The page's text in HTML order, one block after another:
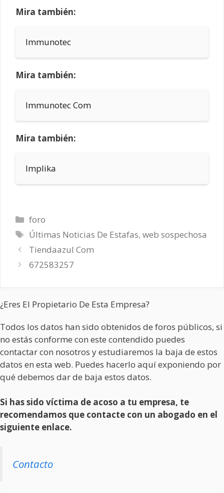
Mira también:
Immunotec
Mira también:
Immunotec Com
Mira también:
Implika
Categorías
foro
Etiquetas
Últimas Noticias De Estafas,web sospechosa
Tiendaazul Com
672583257
¿Eres El Propietario De Esta Empresa?
Todos los datos han sido obtenidos de foros públicos, si
no estás conforme con este contendido puedes
contactar con nosotros y estudiaremos la baja de estos
datos en esta web. Puedes hacerlo aquí exponiendo por
qué debemos dar de baja estos datos.
Si has sido víctima de acoso a tu empresa, te
recomendamos que contacte con un abogado en el
siguiente enlace.
Contacto